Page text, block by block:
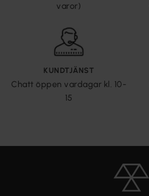
varor)
KUNDTJÄNST
Chatt öppen vardagar kl. 10-
15